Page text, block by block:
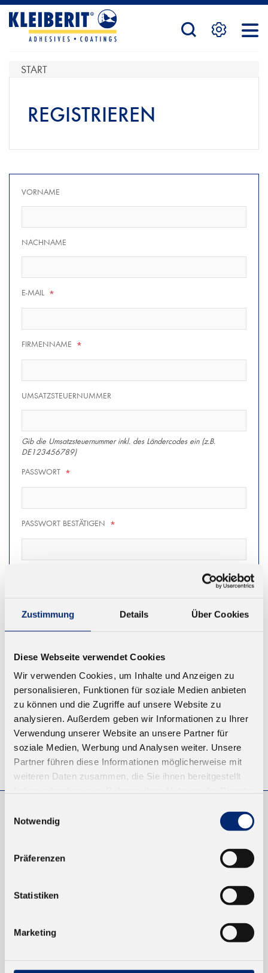
Zustimmung Details Über Cookies
Diese Webseite verwendet Cookies
Wir verwenden Cookies, um Inhalte und Anzeigen zu
personalisieren, Funktionen für soziale Medien anbieten
zu können und die Zugriffe auf unsere Website zu
analysieren. Außerdem geben wir Informationen zu Ihrer
Verwendung unserer Website an unsere Partner für
soziale Medien, Werbung und Analysen weiter. Unsere
Partner führen diese Informationen möglicherweise mit
weiteren Daten zusammen, die Sie ihnen bereitgestellt
Notwendig
Präferenzen
Statistiken
Marketing
STARTSEITE
PRODUKTE
SERVICE
HÄNDLERSUCHE
START
REGISTRIEREN
VORNAME
NACHNAME
E-MAIL *
FIRMENNAME *
UMSATZSTEUERNUMMER
Gib die Umsatzsteuernummer inkl. des Ländercodes ein (z.B.
DE123456789)
PASSWORT *
PASSWORT BESTÄTIGEN *
REGISTRIEREN
© KLEIBERIT SE & CO. KG, Max-Becker-Str. 4, 76356 Weingarten,
Germany
EINKAUFEN
VERSAND UND ZAHLUNG
EINFACH BEZAHLEN